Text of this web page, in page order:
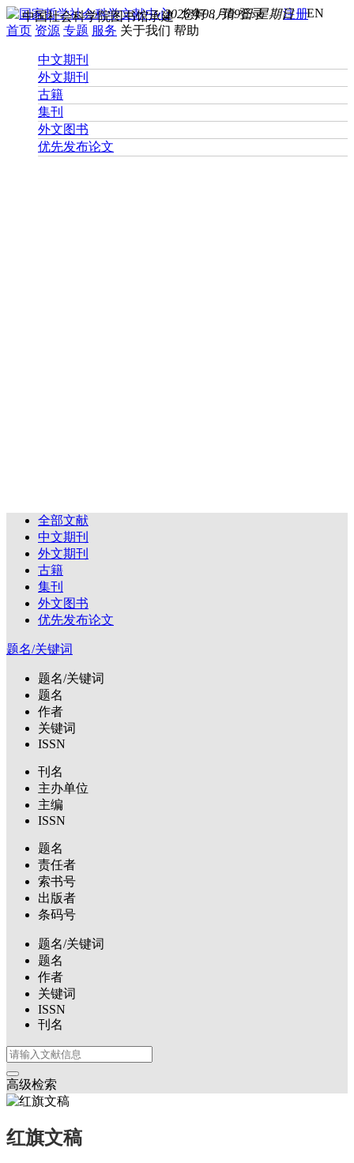
您好， 请登录 注册EN
2026年08月09日 星期日
中国社会科学院图书馆承建
首页 资源 专题 服务 关于我们 帮助
中文期刊
外文期刊
古籍
集刊
外文图书
优先发布论文
全部文献
中文期刊
外文期刊
古籍
集刊
外文图书
优先发布论文
题名/关键词
题名/关键词
题名
作者
关键词
ISSN
刊名
主办单位
主编
ISSN
题名
责任者
索书号
出版者
条码号
题名/关键词
题名
作者
关键词
ISSN
刊名
高级检索
红旗文稿